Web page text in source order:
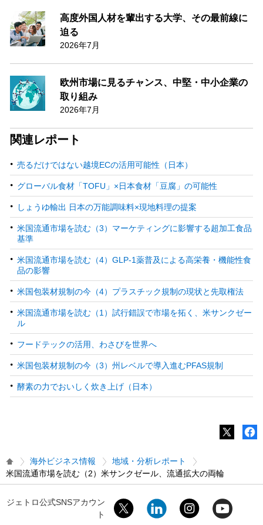
高度外国人材を輩出する大学、その最前線に
迫る
2026年7月
欧州市場に見るチャンス、中堅・中小企業の
取り組み
2026年7月
関連レポート
売るだけではない越境ECの活用可能性（日本）
グローバル食材「TOFU」×日本食材「豆腐」の可能性
しょうゆ輸出 日本の万能調味料×現地料理の提案
米国流通市場を読む（3）マーケティングに影響する超加工食品
基準
米国流通市場を読む（4）GLP-1薬普及による高栄養・機能性食
品の影響
米国包装材規制の今（4）プラスチック規制の現状と先取権法
米国流通市場を読む（1）試行錯誤で市場を拓く、米サンクゼー
ル
フードテックの活用、わさびを世界へ
米国包装材規制の今（3）州レベルで導入進むPFAS規制
酵素の力でおいしく炊き上げ（日本）
海外ビジネス情報
地域・分析レポート
米国流通市場を読む（2）米サンクゼール、流通拡大の両輪
ジェトロ公式SNSアカウン
ト